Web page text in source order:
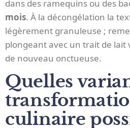
dans des ramequins ou des
mois. À la décongélation la
légèrement granuleuse ;
plongeant avec un trait de lait
de nouveau onctueuse.
Quelles
culinaire